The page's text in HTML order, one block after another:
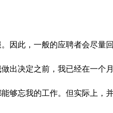
因此，一般的应聘者会尽
出决定之前，我已经在一
够忘我的工作。但实际上